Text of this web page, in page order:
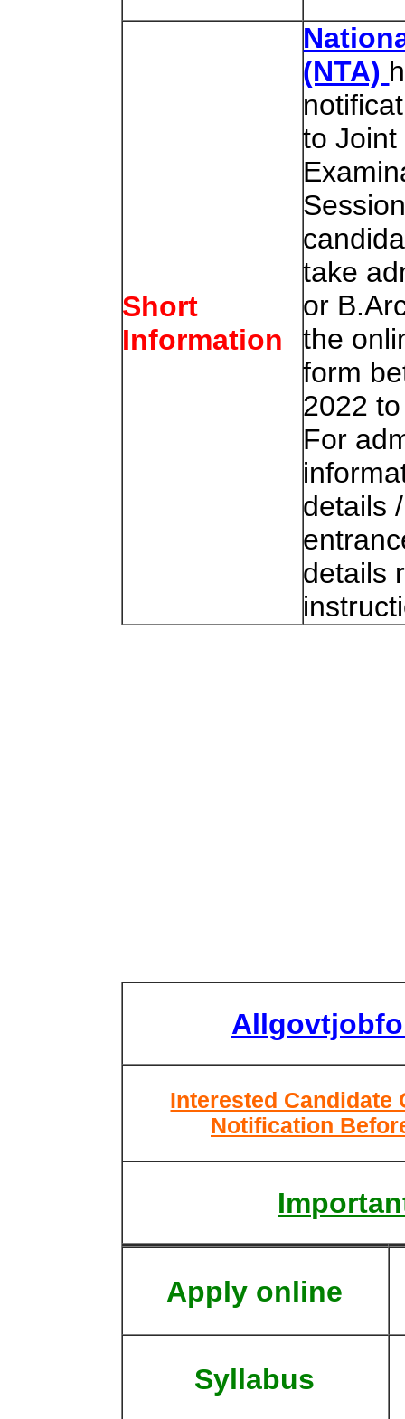
Short
Information
(NTA)
to
take
or
the
form
2022
For
details
details
Interested Candidate
Notification
Apply online
Syllabus